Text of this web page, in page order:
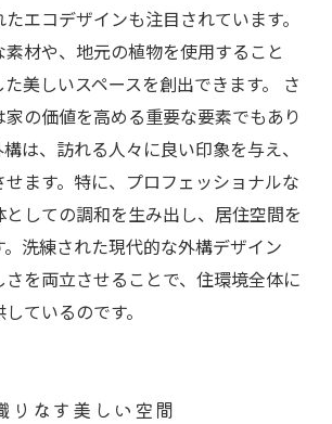
エコデザインも注目されています。
素材や、地元の植物を使用すること
美しいスペースを創出できます。 さ
の価値を高める重要な要素でもあり
は、訪れる人々に良い印象を与え、
ます。特に、プロフェッショナルな
しての調和を生み出し、居住空間を
洗練された現代的な外構デザイン
を両立させることで、住環境全体に
ているのです。
りなす美しい空間